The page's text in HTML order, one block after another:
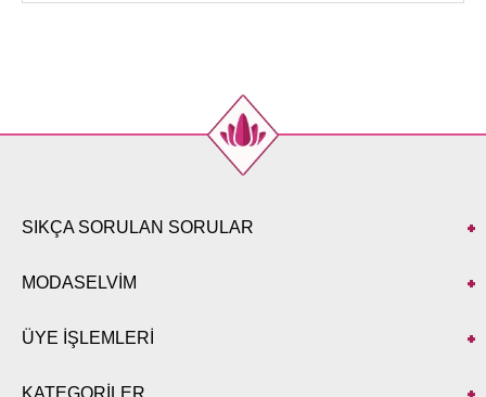
112
116
SIKÇA SORULAN SORULAR
MODASELVİM
ÜYE İŞLEMLERİ
KATEGORİLER